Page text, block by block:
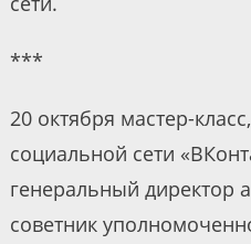
***
20 октября мастер-
социальной сети
генеральный директор
советник